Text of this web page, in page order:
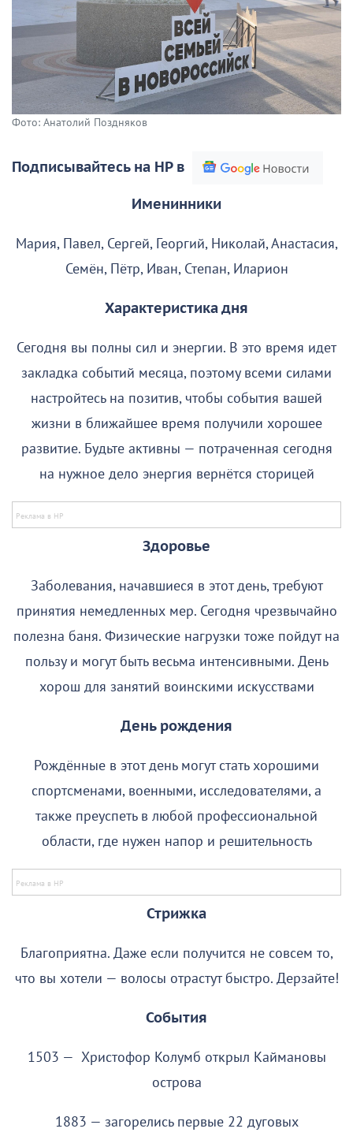
Фото: Анатолий Поздняков
Подписывайтесь на НР в
Именинники
Мария, Павел, Сергей, Георгий, Николай, Анастасия,
Семён, Пётр, Иван, Степан, Иларион
Характеристика дня
Сегодня вы полны сил и энергии. В это время идет
закладка событий месяца, поэтому всеми силами
настройтесь на позитив, чтобы события вашей
жизни в ближайшее время получили хорошее
развитие. Будьте активны — потраченная сегодня
на нужное дело энергия вернётся сторицей
Здоровье
Заболевания, начавшиеся в этот день, требуют
принятия немедленных мер. Сегодня чрезвычайно
полезна баня. Физические нагрузки тоже пойдут на
пользу и могут быть весьма интенсивными. День
хорош для занятий воинскими искусствами
День рождения
Рождённые в этот день могут стать хорошими
спортсменами, военными, исследователями, а
также преуспеть в любой профессиональной
области, где нужен напор и решительность
Стрижка
Благоприятна. Даже если получится не совсем то,
что вы хотели — волосы отрастут быстро. Дерзайте!
События
1503 — Христофор Колумб открыл Каймановы
острова
1883 — загорелись первые 22 дуговых